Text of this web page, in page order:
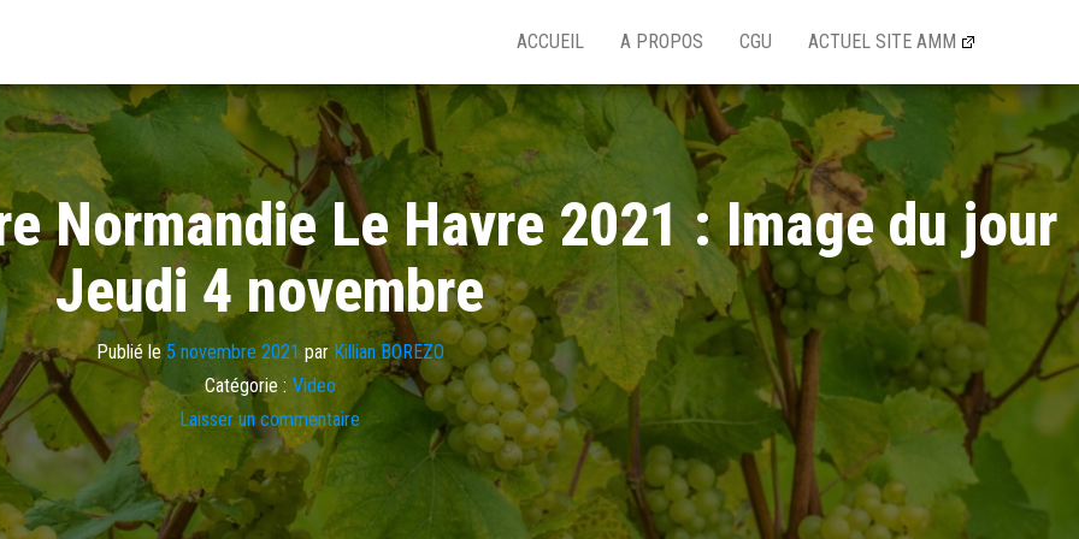
ACCUEIL A PROPOS CGU ACTUEL SITE AMM
Normandie Le Havre 2021 : Image du jour
Jeudi 4 novembre
Publié le 5 novembre 2021 par Killian BOREZO
Catégorie : Video
Laisser un commentaire